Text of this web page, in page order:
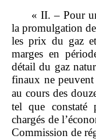
« II. – Pour
la promulgation
les prix du gaz
marges en
détail du gaz
finaux ne
au cours des
tel que constaté
chargés de
Commission de